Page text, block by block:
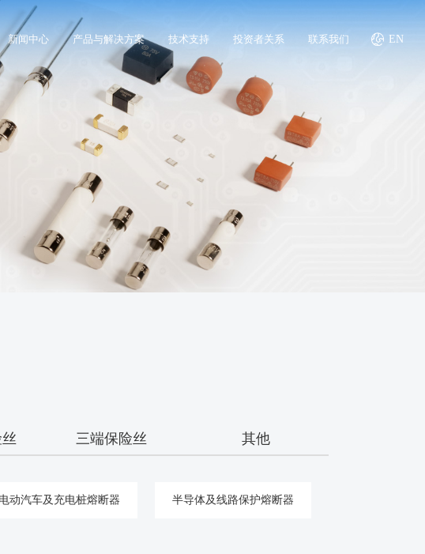
EN
新闻中心 产品与解决方案 技术支持 投资者关系 联系我们
三端保险丝 其他
电动汽车及充电桩熔断器 半导体及线路保护熔断器